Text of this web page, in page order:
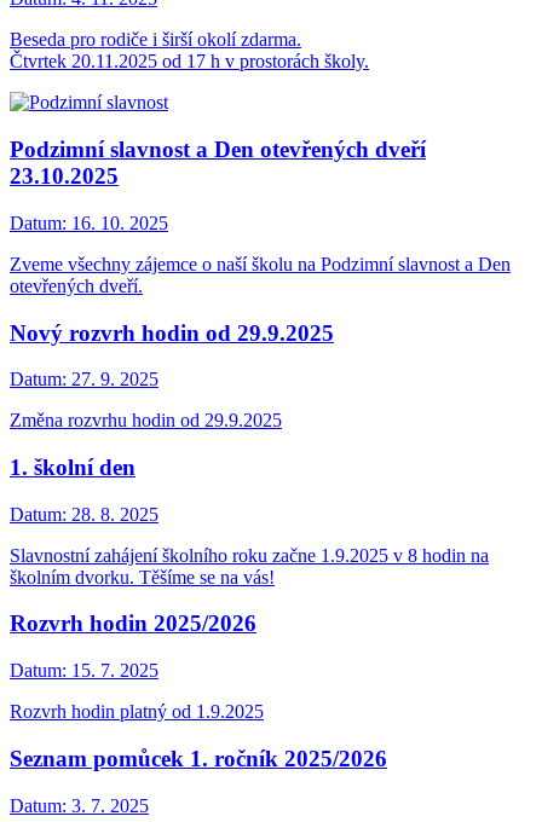
Beseda pro rodiče i širší okolí zdarma.
Čtvrtek 20.11.2025 od 17 h v prostorách školy.
Podzimní slavnost a Den otevřených dveří
23.10.2025
Datum: 16. 10. 2025
Zveme všechny zájemce o naší školu na Podzimní slavnost a Den
otevřených dveří.
Nový rozvrh hodin od 29.9.2025
Datum: 27. 9. 2025
Změna rozvrhu hodin od 29.9.2025
1. školní den
Datum: 28. 8. 2025
Slavnostní zahájení školního roku začne 1.9.2025 v 8 hodin na
školním dvorku. Těšíme se na vás!
Rozvrh hodin 2025/2026
Datum: 15. 7. 2025
Rozvrh hodin platný od 1.9.2025
Seznam pomůcek 1. ročník 2025/2026
Datum: 3. 7. 2025